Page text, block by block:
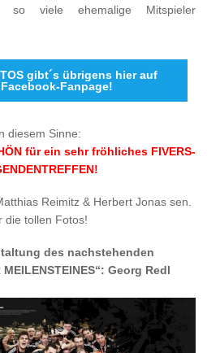
so viele ehemalige Mitspieler
gibt´s übrigens hier auf
Fanpage!
diesem Sinne:
für ein sehr fröhliches FIVERS-
Reimitz & Herbert Jonas sen.
die tollen Fotos!
des nachstehenden
MEILENSTEINES“: Georg Redl